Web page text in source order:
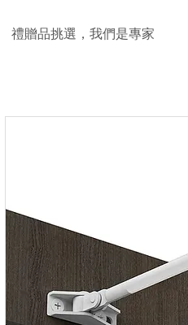
禮贈品挑選，我們是專家